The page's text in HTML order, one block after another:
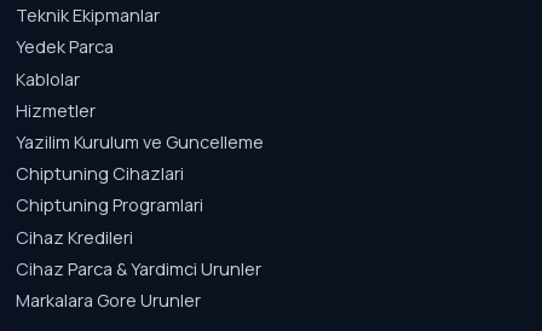
Teknik Ekipmanlar
Yedek Parca
Kablolar
Hizmetler
Yazilim Kurulum ve Guncelleme
Chiptuning Cihazlari
Chiptuning Programlari
Cihaz Kredileri
Cihaz Parca & Yardimci Urunler
Markalara Gore Urunler